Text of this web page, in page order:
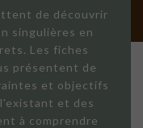
de découvrir
singulières en
Les fiches
présentent de
et objectifs
et des
à comprendre